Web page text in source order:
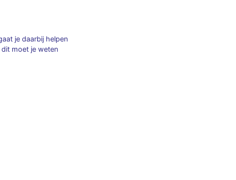
je daarbij helpen
moet je weten